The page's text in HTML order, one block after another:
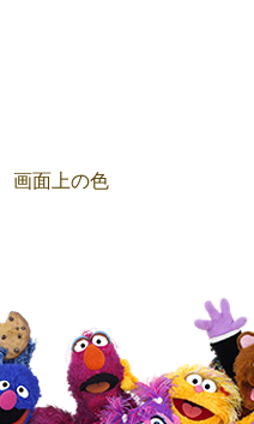
画面上の色